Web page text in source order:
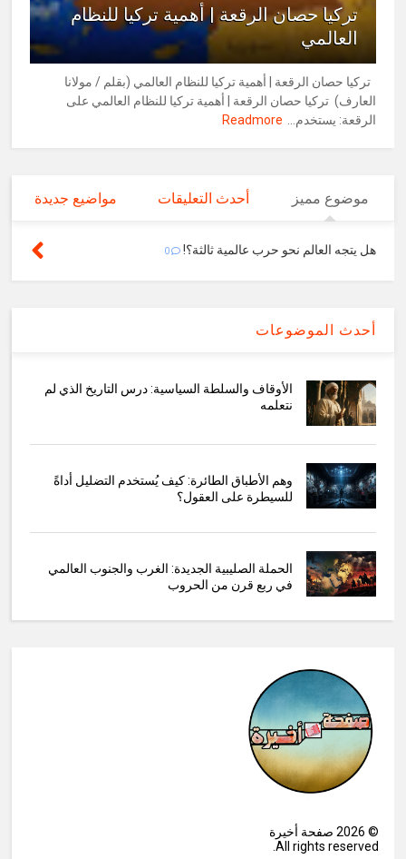
تركيا حصان الرقعة | أهمية تركيا للنظام
العالمي
تركيا حصان الرقعة | أهمية تركيا للنظام العالمي (بقلم / مولانا
العارف) تركيا حصان الرقعة | أهمية تركيا للنظام العالمي على
الرقعة: يستخدم...
Readmore
موضوع مميز أحدث التعليقات مواضيع جديدة
هل يتجه العالم نحو حرب عالمية ثالثة؟! 0
أحدث الموضوعات
الأوقاف والسلطة السياسية: درس التاريخ الذي لم
نتعلمه
وهم الأطباق الطائرة: كيف يُستخدم التضليل أداةً
للسيطرة على العقول؟
الحملة الصليبية الجديدة: الغرب والجنوب العالمي
في ربع قرن من الحروب
©
2026 صفحة أخيرة
All rights reserved.